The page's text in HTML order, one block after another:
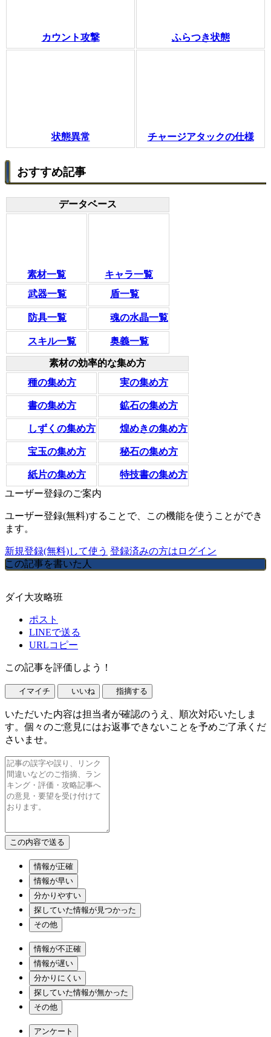
カウント攻撃 ふらつき状態
状態異常 チャージアタックの仕様
おすすめ記事
データベース
素材一覧
キャラ一覧
武器一覧
盾一覧
防具一覧 魂の水晶一覧
スキル一覧 奥義一覧
素材の効率的な集め方
種の集め方
実の集め方
書の集め方 鉱石の集め方
しずくの集め方 煌めきの集め方
宝玉の集め方 秘石の集め方
紙片の集め方
特技書の集め方
ユーザー登録のご案内
ユーザー登録(無料)することで、この機能を使うことができ
ます。
新規登録(無料)して使う 登録済みの方はログイン
この記事を書いた人
ダイ大攻略班
ポスト
LINEで送る
URLコピー
この記事を評価しよう！
イマイチ いいね 指摘する
いただいた内容は担当者が確認のうえ、順次対応いたしま
す。個々のご意見にはお返事できないことを予めご了承くだ
さいませ。
情報が正確
情報が早い
分かりやすい
探していた情報が見つかった
その他
情報が不正確
情報が遅い
分かりにくい
探していた情報が無かった
その他
アンケート